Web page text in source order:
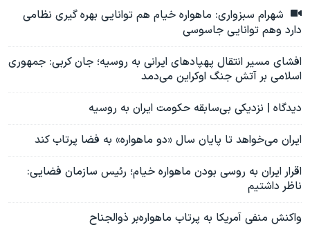
شهرام سبزواری: ماهواره خیام هم توانایی بهره‌ گیری نظامی
دارد وهم توانایی جاسوسی
افشای مسیر انتقال پهپادهای ایرانی به روسیه؛ جان کربی: جمهوری
اسلامی بر آتش جنگ اوکراین می‌دمد
دیدگاه | نزدیکی بی‌سابقه حکومت ایران به روسیه
ایران می‌خواهد تا پایان سال «دو ماهواره» به فضا پرتاب کند
اقرار ایران به روسی بودن ماهواره خیام؛ رئیس سازمان فضایی:
ناظر داشتیم
واکنش منفی آمریکا به پرتاب ماهواره‌بر ذوالجناح